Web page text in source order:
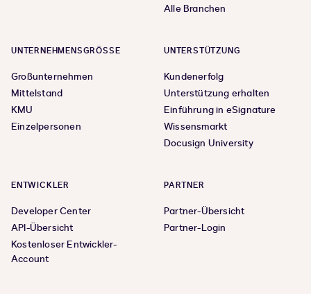
Alle Branchen
UNTERNEHMENSGRÖSSE
Großunternehmen
Mittelstand
KMU
Einzelpersonen
UNTERSTÜTZUNG
Kundenerfolg
Unterstützung erhalten
Einführung in eSignature
Wissensmarkt
Docusign University
ENTWICKLER
Developer Center
API-Übersicht
Kostenloser Entwickler-
Account
PARTNER
Partner-Übersicht
Partner-Login